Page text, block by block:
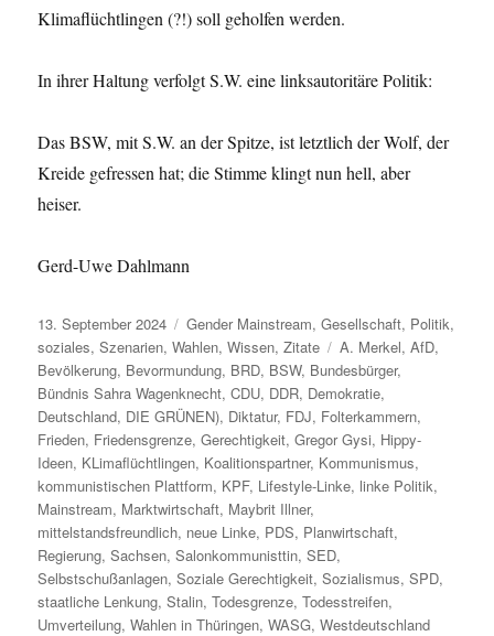
Klimaflüchtlingen (?!) soll geholfen werden.
In ihrer Haltung verfolgt S.W. eine linksautoritäre Politik:
Das BSW, mit S.W. an der Spitze, ist letztlich der Wolf, der
Kreide gefressen hat; die Stimme klingt nun hell, aber
heiser.
Gerd-Uwe Dahlmann
Veröffentlicht
am
13. September 2024 Kategorien
Gender Mainstream,Gesellschaft, Politik,
soziales,Szenarien,Wahlen,Wissen,Zitate Schlagwörter
A. Merkel,AfD,
Bevölkerung, Bevormundung, BRD, BSW, Bundesbürger,
Bündnis Sahra Wagenknecht,CDU, DDR, Demokratie,
Deutschland, DIE GRÜNEN), Diktatur, FDJ, Folterkammern,
Frieden, Friedensgrenze,Gerechtigkeit,Gregor Gysi, Hippy-
Ideen, KLimaflüchtlingen, Koalitionspartner, Kommunismus,
kommunistischen Plattform, KPF, Lifestyle-Linke, linke Politik,
Mainstream, Marktwirtschaft, Maybrit Illner,
mittelstandsfreundlich, neue Linke, PDS, Planwirtschaft,
Regierung,Sachsen,Salonkommunisttin,SED,
Selbstschußanlagen,Soziale Gerechtigkeit,Sozialismus,SPD,
staatliche Lenkung,Stalin,Todesgrenze,Todesstreifen,
Umverteilung,Wahlen in Thüringen,WASG,Westdeutschland